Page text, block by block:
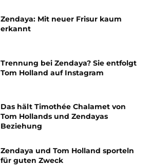
Zendaya: Mit neuer Frisur kaum
erkannt
Trennung bei Zendaya? Sie entfolgt
Tom Holland auf Instagram
Das hält Timothée Chalamet von
Tom Hollands und Zendayas
Beziehung
Zendaya und Tom Holland sporteln
für guten Zweck